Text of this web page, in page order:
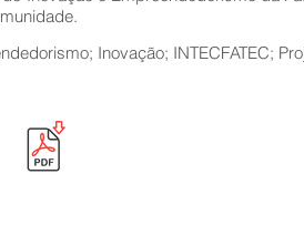
Inovação; INTECFATEC;